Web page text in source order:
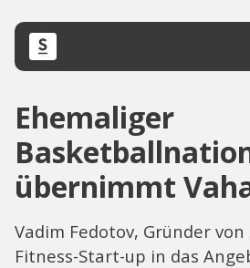
Ehemaliger
übernimmt
Vadim Fedotov, Gründer
Fitness-Start-up in das